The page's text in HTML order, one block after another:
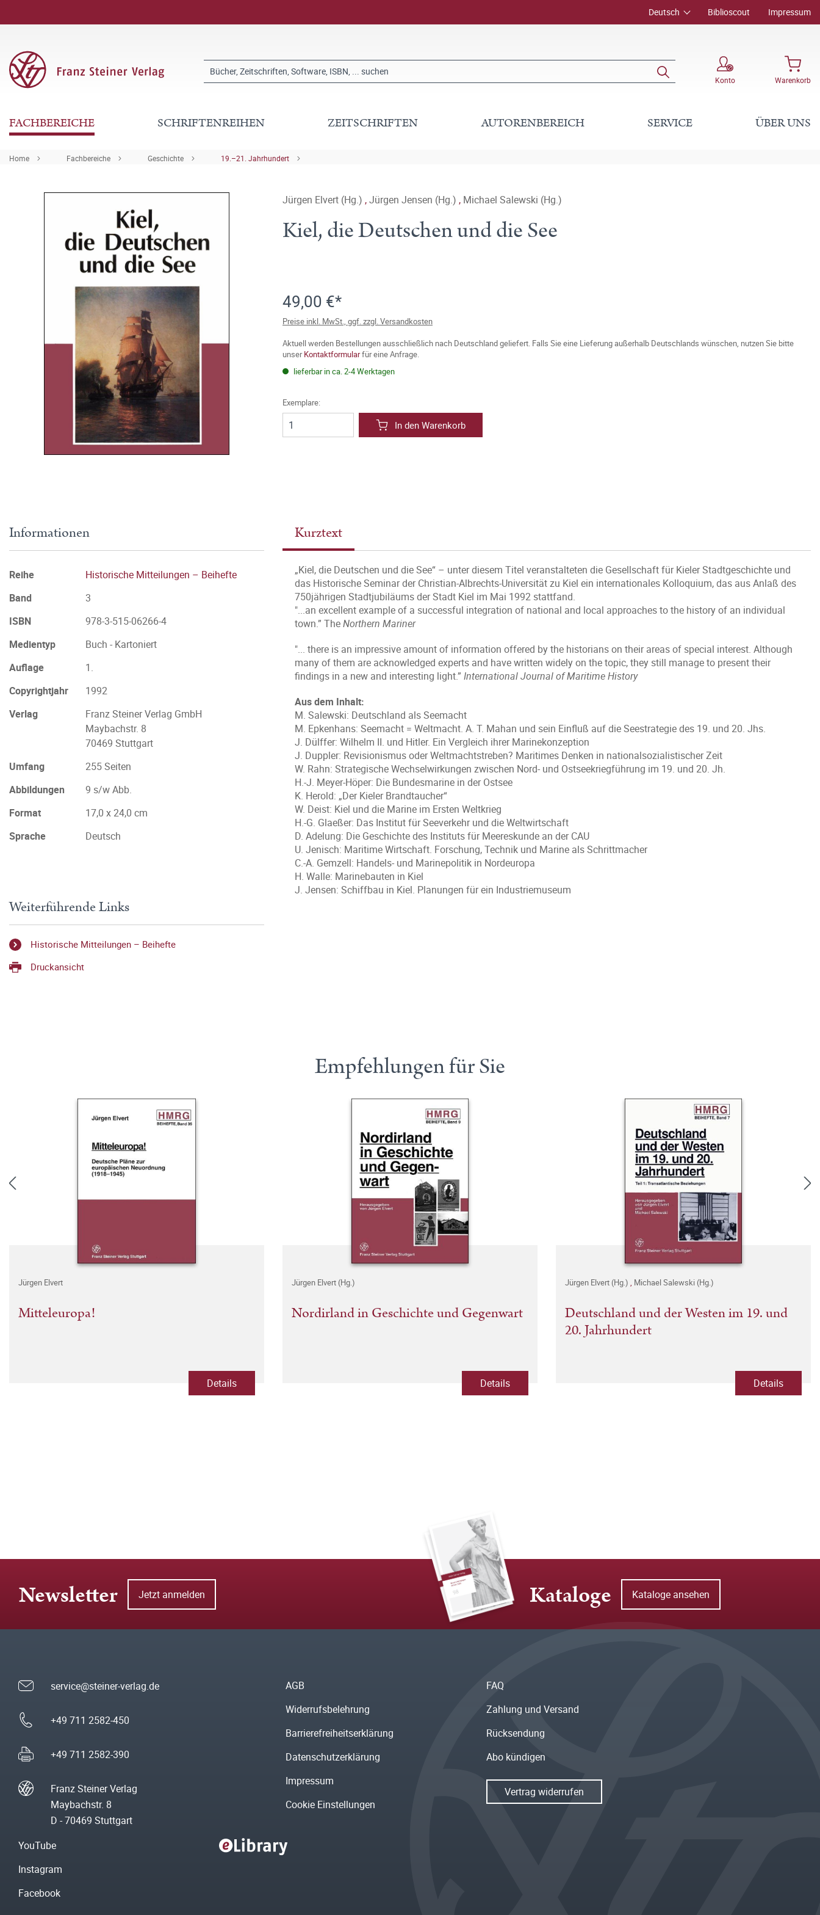
Deutsch Biblioscout Impressum
Konto Warenkorb
FACHBEREICHE SCHRIFTENREIHEN ZEITSCHRIFTEN AUTORENBEREICH SERVICE ÜBER UNS
Home Fachbereiche Geschichte 19.–21. Jahrhundert
Jürgen Elvert (Hg.) ,Jürgen Jensen (Hg.) , Michael Salewski (Hg.)
Kiel, die Deutschen und die See
49,00 €*
Preise inkl. MwSt., ggf. zzgl. Versandkosten
Aktuell werden Bestellungen ausschließlich nach Deutschland geliefert. Falls Sie eine Lieferung außerhalb Deutschlands wünschen, nutzen Sie bitte
unserKontaktformularfür eine Anfrage.
lieferbar in ca. 2-4 Werktagen
Exemplare:
In den Warenkorb
Kurztext
„Kiel, die Deutschen und die See“ – unter diesem Titel veranstalteten die Gesellschaft für Kieler Stadtgeschichte und
das Historische Seminar der Christian-Albrechts-Universität zu Kiel ein internationales Kolloquium, das aus Anlaß des
750jährigen Stadtjubiläums der Stadt Kiel im Mai 1992 stattfand.
"...an excellent example of a successful integration of national and local approaches to the history of an individual
town.” TheNorthern Mariner
"... there is an impressive amount of information offered by the historians on their areas of special interest. Although
many of them are acknowledged experts and have written widely on the topic, they still manage to present their
findings in a new and interesting light.” International Journal of Maritime History
Aus dem Inhalt:
M. Salewski: Deutschland als Seemacht
M. Epkenhans: Seemacht = Weltmacht. A. T. Mahan und sein Einfluß auf die Seestrategie des 19. und 20. Jhs.
J. Dülffer: Wilhelm II. und Hitler. Ein Vergleich ihrer Marinekonzeption
J. Duppler: Revisionismus oder Weltmachtstreben? Maritimes Denken in nationalsozialistischer Zeit
W. Rahn: Strategische Wechselwirkungen zwischen Nord- und Ostseekriegführung im 19. und 20. Jh.
H.-J. Meyer-Höper: Die Bundesmarine in der Ostsee
K. Herold: „Der Kieler Brandtaucher“
W. Deist: Kiel und die Marine im Ersten Weltkrieg
H.-G. Glaeßer: Das Institut für Seeverkehr und die Weltwirtschaft
D. Adelung: Die Geschichte des Instituts für Meereskunde an der CAU
U. Jenisch: Maritime Wirtschaft. Forschung, Technik und Marine als Schrittmacher
C.-A. Gemzell: Handels- und Marinepolitik in Nordeuropa
H. Walle: Marinebauten in Kiel
J. Jensen: Schiffbau in Kiel. Planungen für ein Industriemuseum
Informationen
Reihe
Historische Mitteilungen – Beihefte
Band
3
ISBN
978-3-515-06266-4
Medientyp
Buch - Kartoniert
Auflage
1.
Copyrightjahr
1992
Verlag
Franz Steiner Verlag GmbH
Maybachstr. 8
70469 Stuttgart
Umfang
255 Seiten
Abbildungen
9 s/w Abb.
Format
17,0 x 24,0 cm
Sprache
Deutsch
Weiterführende Links
Historische Mitteilungen – Beihefte
Druckansicht
Empfehlungen für Sie
Jürgen Elvert
Mitteleuropa!
Details
Jürgen Elvert (Hg.)
Nordirland in Geschichte und Gegenwart
Details
Jürgen Elvert (Hg.) Michael Salewski (Hg.)
Deutschland und der Westen im 19. und
20. Jahrhundert
Details
Newsletter Jetzt anmelden Kataloge Kataloge ansehen
service@steiner-verlag.de
+49 711 2582-450
+49 711 2582-390
Franz Steiner Verlag
Maybachstr. 8
D - 70469 Stuttgart
AGB
Widerrufsbelehrung
Barrierefreiheitserklärung
Datenschutzerklärung
Impressum
Cookie Einstellungen
FAQ
Zahlung und Versand
Rücksendung
Abo kündigen
Vertrag widerrufen
YouTube
Instagram
Facebook